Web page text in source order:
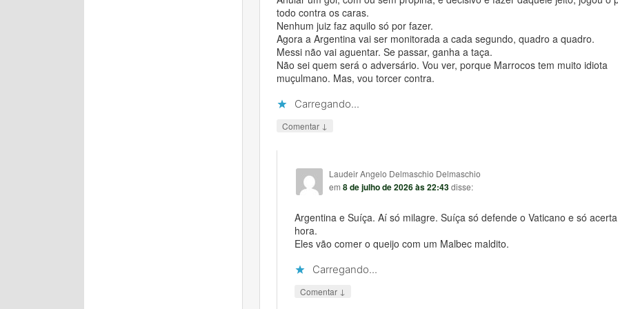
todo contra os caras.
Nenhum juiz faz aquilo só por fazer.
Agora a Argentina vai ser monitorada a cada segundo, quadro a quadro.
Messi não vai aguentar. Se passar, ganha a taça.
Não sei quem será o adversário. Vou ver, porque Marrocos tem muito idiota
muçulmano. Mas, vou torcer contra.
Carregando...
Comentar ↓
Laudeir Angelo Delmaschio Delmaschio
em 8 de julho de 2026 às 22:43disse:
Argentina e Suíça. Aí só milagre. Suíça só defende o Vaticano e só
hora.
Eles vão comer o queijo com um Malbec maldito.
Carregando...
Comentar ↓